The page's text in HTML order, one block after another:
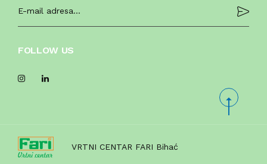
FOLLOW US
VRTNI CENTAR FARI Bihać